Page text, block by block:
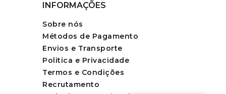
INFORMAÇÕES
Sobre nós
Métodos de Pagamento
Envios e Transporte
Politica e Privacidade
Termos e Condições
Recrutamento